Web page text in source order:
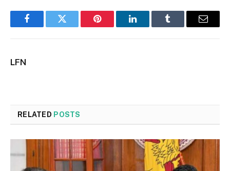
FacebookTwitter Pinterest LinkedInTumblr Email
LFN
RELATED POSTS